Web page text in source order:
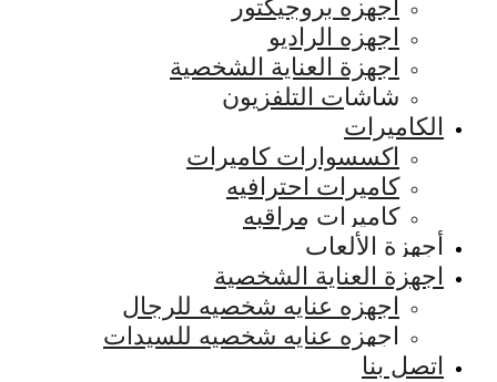
اجهزه بروجيكتور
اجهزه الراديو
اجهزة العناية الشخصية
شاشات التلفزيون
الكاميرات
اكسسوارات كاميرات
كاميرات احترافيه
كاميرات مراقبه
أجهزة الألعاب
اجهزة العناية الشخصية
اجهزه عنايه شخصيه للرجال
اجهزه عنايه شخصيه للسيدات
اتصل بنا